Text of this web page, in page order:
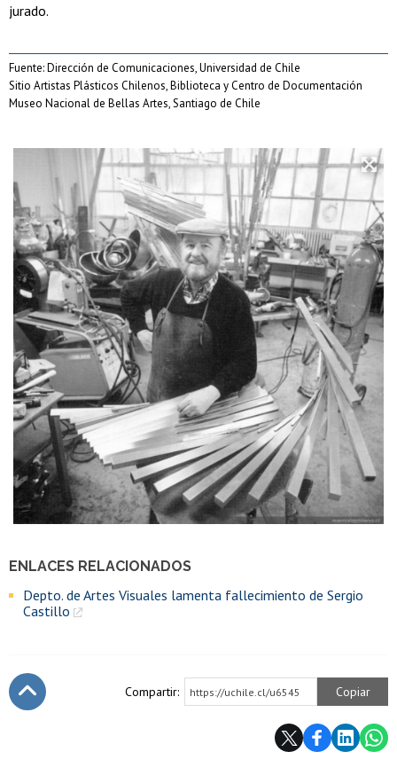
ENLACES RELACIONADOS
Depto. de Artes Visuales lamenta fallecimiento de Sergio
Castillo
jurado.
Fuente: Dirección de Comunicaciones, Universidad de Chile
Sitio Artistas Plásticos Chilenos, Biblioteca y Centro de Documentación
Museo Nacional de Bellas Artes, Santiago de Chile
Compartir: https://uchile.cl/u6545 Copiar